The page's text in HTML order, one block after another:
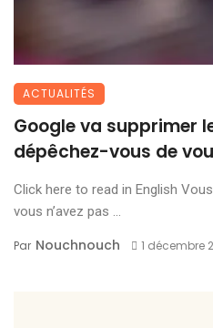
ACTUALITÉS
Google va supprimer
dépêchez-vous de
Click here to read in English
vous n’avez pas ...
Par Nouchnouch 1 décembre